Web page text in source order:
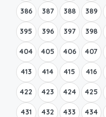
386 387 388 389
395 396 397 398
404 405 406 407
413 414 415 416
422 423 424 425
431 432 433 434